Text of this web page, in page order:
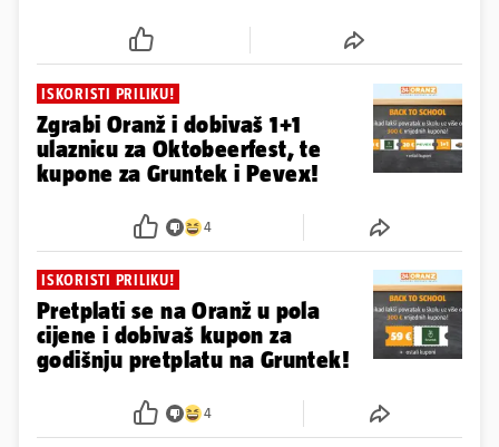
ISKORISTI PRILIKU!
Zgrabi Oranž i dobivaš 1+1
ulaznicu za Oktobeerfest, te
kupone za Gruntek i Pevex!
4
ISKORISTI PRILIKU!
Pretplati se na Oranž u pola
cijene i dobivaš kupon za
godišnju pretplatu na Gruntek!
4